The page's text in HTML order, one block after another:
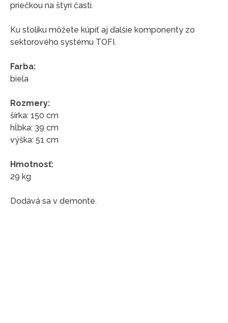
priečkou na štyri časti.
Ku stolíku môžete kúpiť aj ďalšie komponenty zo
sektorového systému TOFI.
Farba:
biela
Rozmery:
šírka: 150 cm
hĺbka: 39 cm
výška: 51 cm
Hmotnosť:
29 kg
Dodává sa v demonte.